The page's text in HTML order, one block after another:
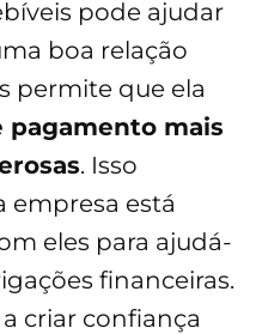
pode ajudar
boa relação
permite que ela
pagamento mais
. Isso
empresa está
eles para ajudá-
financeiras.
criar confiança